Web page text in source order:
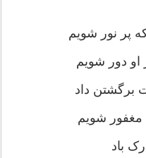
پر نور شویم
او دور شویم
برگشتن داد
مغفور شویم
باد